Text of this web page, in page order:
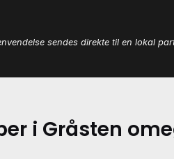
sendes direkte til en lokal
i Gråsten